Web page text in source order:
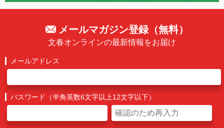
メールマガジン登録（無料）
文春オンラインの最新情報をお届け
メールアドレス
パスワード（半角英数6文字以上12文字以下）